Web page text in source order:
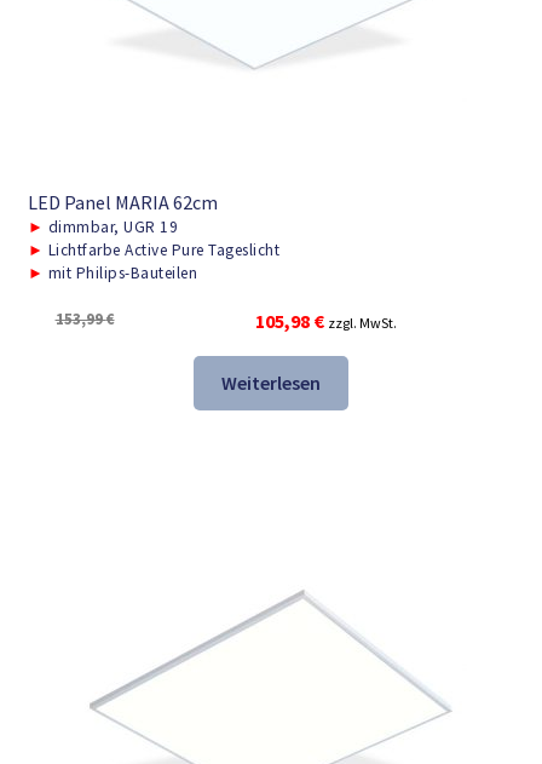
LED Panel MARIA 62cm
► dimmbar, UGR 19
► Lichtfarbe Active Pure Tageslicht
► mit Philips-Bauteilen
153,99€
Ursprünglicher
Preis
war:
153,99 €
105,98 €Aktueller
Preis
105,98 €.
zzgl. MwSt.
Weiterlesen